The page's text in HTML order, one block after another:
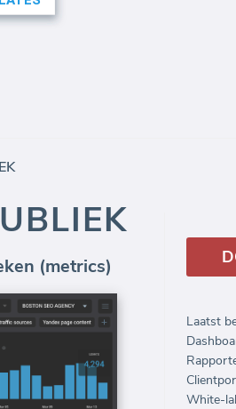
(metrics)
Laatst
White-